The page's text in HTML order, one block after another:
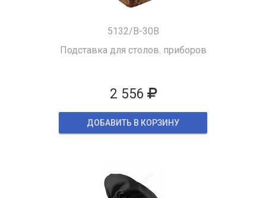
5132/B-30B
Подставка для столов. приборов
2 556
ДОБАВИТЬ В КОРЗИНУ